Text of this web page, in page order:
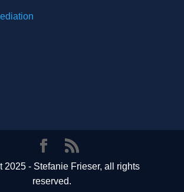
2025 - Stefanie Frieser, all rights
reserved.